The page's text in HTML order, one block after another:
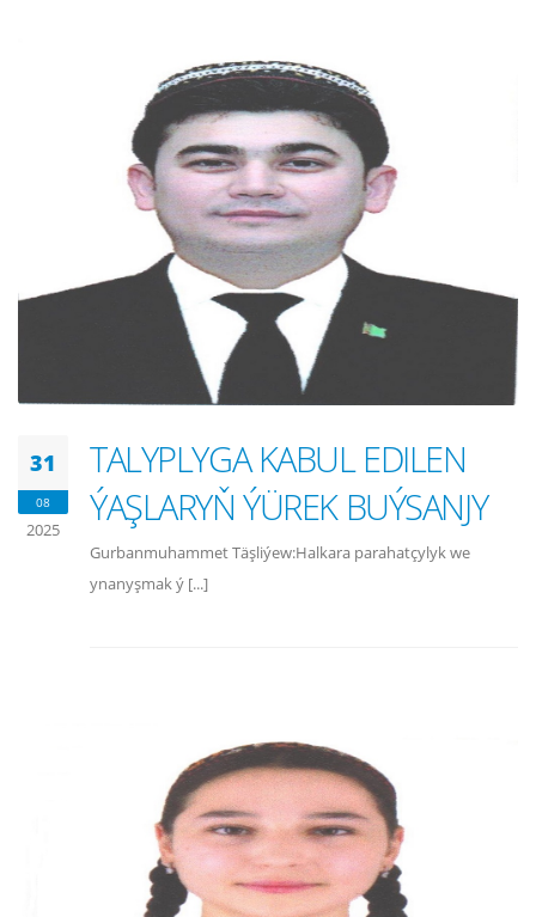
31
08
2025
TALYPLYGA KABUL EDILEN
ÝAŞLARYŇ ÝÜREK BUÝSANJY
Gurbanmuhammet Täşliýew:Halkara parahatçylyk we
ynanyşmak ý [...]